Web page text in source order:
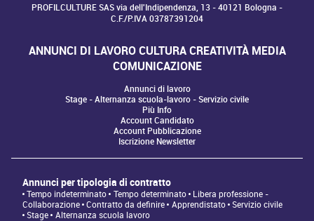
PROFILCULTURE SAS via dell'Indipendenza, 13 - 40121 Bologna -
C.F./P.IVA 03787391204
ANNUNCI DI LAVORO CULTURA CREATIVITÀ MEDIA
COMUNICAZIONE
Annunci di lavoro
Stage - Alternanza scuola-lavoro - Servizio civile
Più Info
Account Candidato
Account Pubblicazione
Iscrizione Newsletter
Annunci per tipologia di contratto
Tempo indeterminato Tempo determinato
Libera professione -
Collaborazione
Contratto da definire Apprendistato
Servizio civile
Stage
Alternanza scuola lavoro